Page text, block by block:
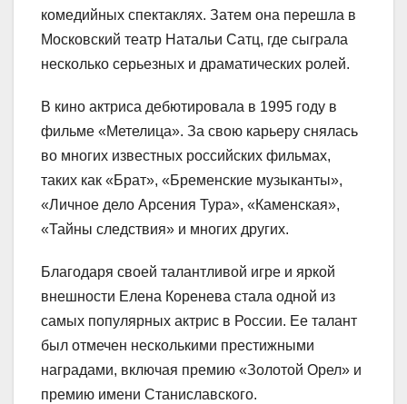
комедийных спектаклях. Затем она перешла в
Московский театр Натальи Сатц, где сыграла
несколько серьезных и драматических ролей.
В кино актриса дебютировала в 1995 году в
фильме «Метелица». За свою карьеру снялась
во многих известных российских фильмах,
таких как «Брат», «Бременские музыканты»,
«Личное дело Арсения Тура», «Каменская»,
«Тайны следствия» и многих других.
Благодаря своей талантливой игре и яркой
внешности Елена Коренева стала одной из
самых популярных актрис в России. Ее талант
был отмечен несколькими престижными
наградами, включая премию «Золотой Орел» и
премию имени Станиславского.